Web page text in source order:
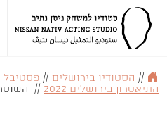
// הסטודיו בירושלים // פסטיבל
התיאטרון בירושלים 2022
//